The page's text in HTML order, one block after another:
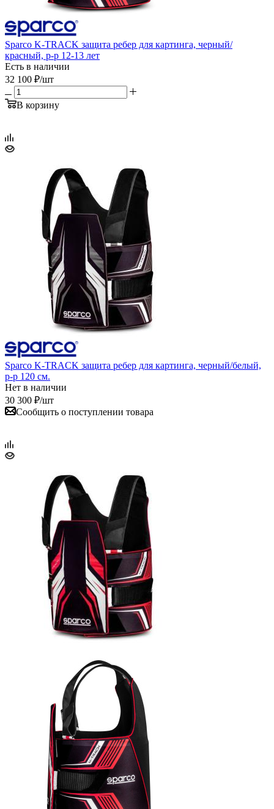
Sparco K-TRACK защита ребер для картинга, черный/
красный, р-р 12-13 лет
Есть в наличии
32 100 ₽/шт
В корзину
Sparco K-TRACK защита ребер для картинга, черный/белый,
р-р 120 см.
Нет в наличии
30 300 ₽/шт
Сообщить о поступлении товара